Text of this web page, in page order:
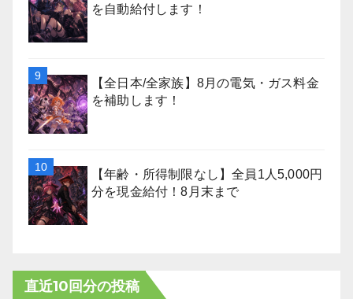
を自動給付します！
【全日本/全家族】8月の電気・ガス料金
を補助します！
【年齢・所得制限なし】全員1人5,000円
分を現金給付！8月末まで
直近10回分の投稿